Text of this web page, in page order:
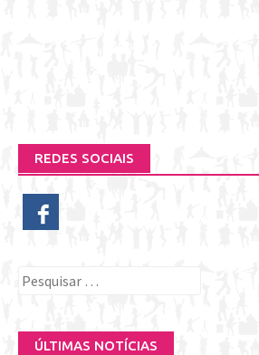
REDES SOCIAIS
Pesquisar
ÚLTIMAS NOTÍCIAS